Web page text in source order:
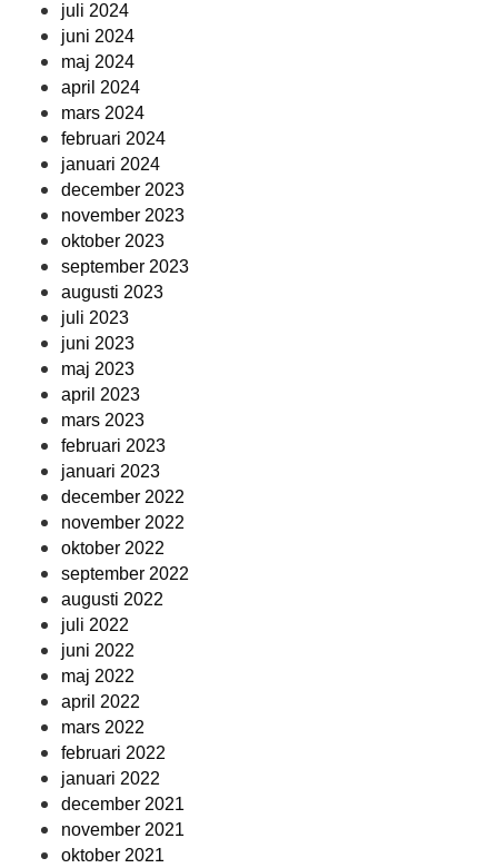
juli 2024
juni 2024
maj 2024
april 2024
mars 2024
februari 2024
januari 2024
december 2023
november 2023
oktober 2023
september 2023
augusti 2023
juli 2023
juni 2023
maj 2023
april 2023
mars 2023
februari 2023
januari 2023
december 2022
november 2022
oktober 2022
september 2022
augusti 2022
juli 2022
juni 2022
maj 2022
april 2022
mars 2022
februari 2022
januari 2022
december 2021
november 2021
oktober 2021